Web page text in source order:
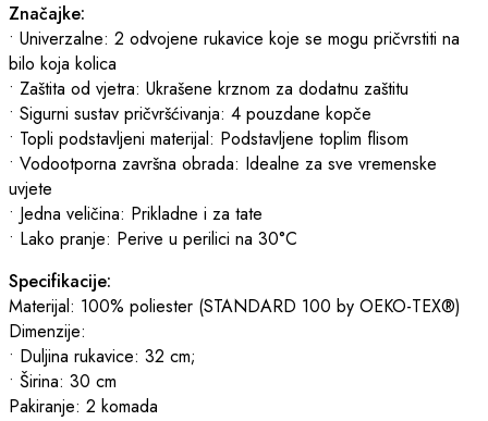
Značajke:
• Univerzalne: 2 odvojene rukavice koje se mogu pričvrstiti na
bilo koja kolica
• Zaštita od vjetra: Ukrašene krznom za dodatnu zaštitu
• Sigurni sustav pričvršćivanja: 4 pouzdane kopče
• Topli podstavljeni materijal: Podstavljene toplim flisom
• Vodootporna završna obrada: Idealne za sve vremenske
uvjete
• Jedna veličina: Prikladne i za tate
• Lako pranje: Perive u perilici na 30°C
Specifikacije:
Materijal: 100% poliester (STANDARD 100 by OEKO-TEX®)
Dimenzije:
• Duljina rukavice: 32 cm;
• Širina: 30 cm
Pakiranje: 2 komada